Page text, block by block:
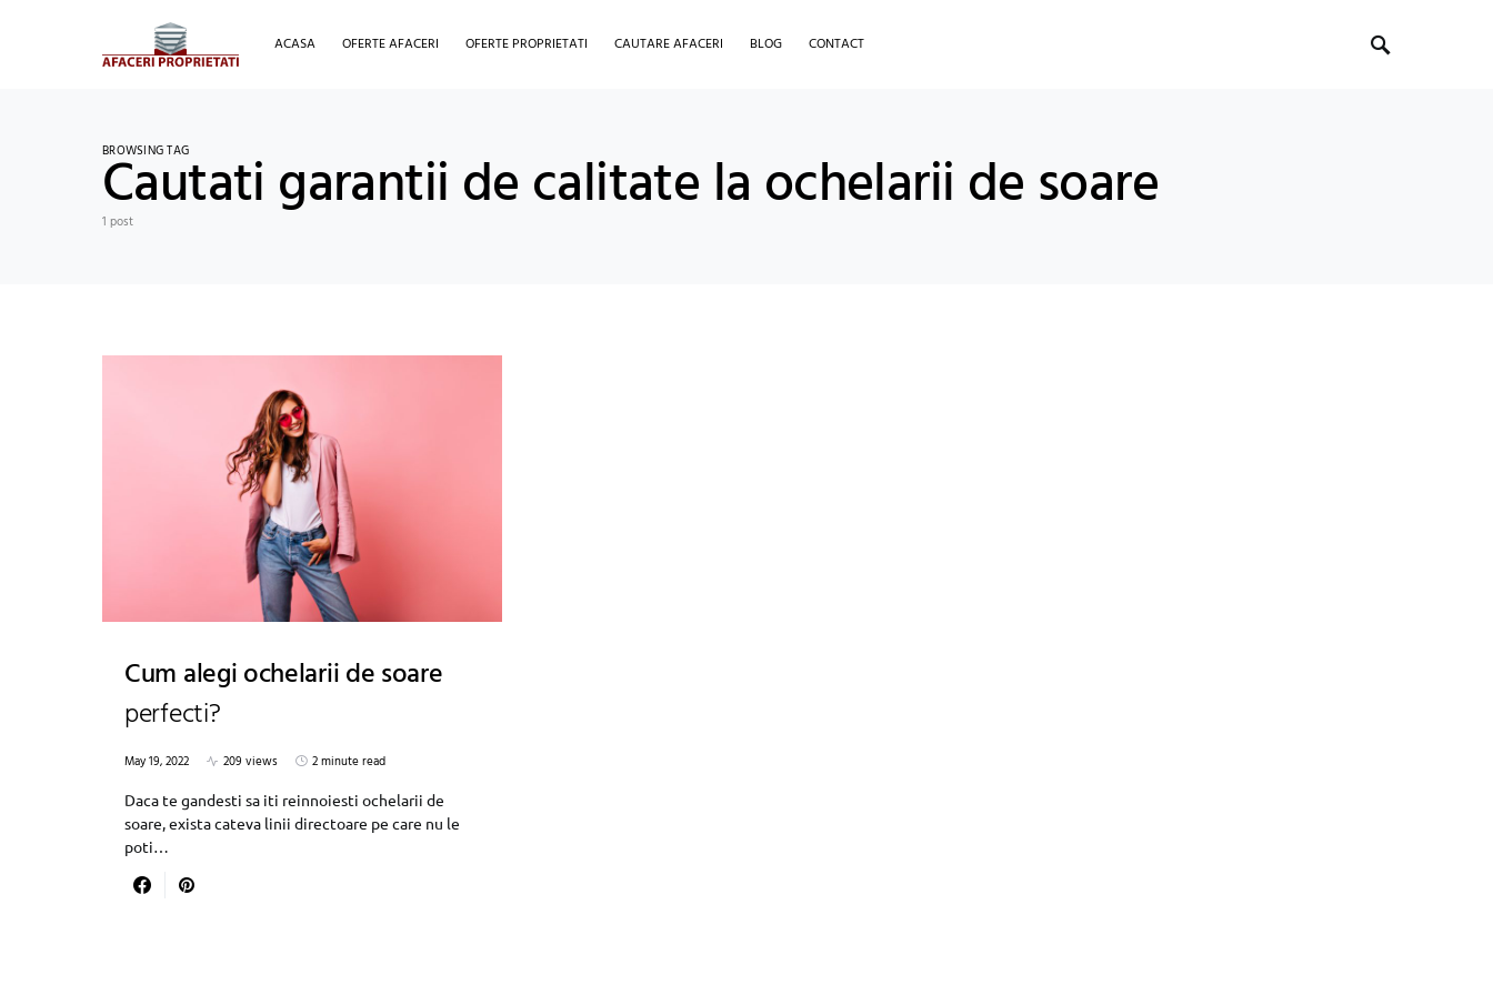
ACASA OFERTE AFACERI OFERTE PROPRIETATI CAUTARE AFACERI BLOG CONTACT
BROWSING TAG
Cautati garantii de calitate la ochelarii de soare
1 post
Cum alegi ochelarii de soare
perfecti?
May 19, 2022 209 views
2 minute read
Daca te gandesti sa iti reinnoiesti ochelarii de
soare, exista cateva linii directoare pe care nu le
poti…